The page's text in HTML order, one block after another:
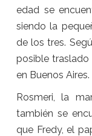
edad se
siendo la
de los tres.
posible
en Buenos Aires.
Rosmeri, la
también se
que Fredy, el